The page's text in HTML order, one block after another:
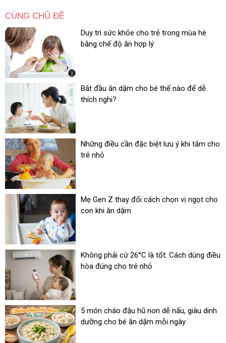
CÙNG CHỦ ĐỀ
Duy trì sức khỏe cho trẻ trong mùa hè
bằng chế độ ăn hợp lý
Bắt đầu ăn dặm cho bé thế nào để dễ
thích nghi?
Những điều cần đặc biệt lưu ý khi tắm cho
trẻ nhỏ
Mẹ Gen Z thay đổi cách chọn vị ngọt cho
con khi ăn dặm
Không phải cứ 26°C là tốt: Cách dùng điều
hòa đúng cho trẻ nhỏ
5 món cháo đậu hũ non dễ nấu, giàu dinh
dưỡng cho bé ăn dặm mỗi ngày